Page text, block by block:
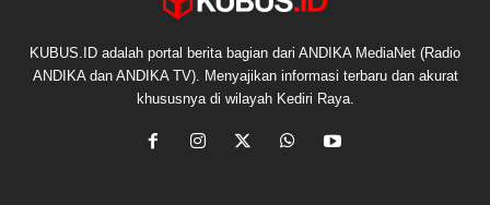
KUBUS.ID adalah portal berita bagian dari ANDIKA MediaNet (Radio
ANDIKA dan ANDIKA TV). Menyajikan informasi terbaru dan akurat
khususnya di wilayah Kediri Raya.